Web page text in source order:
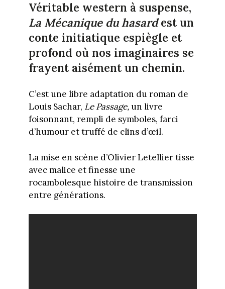
Véritable western à suspense,
La Mécanique du hasardest un
conte initiatique espiègle et
profond où nos imaginaires se
frayent aisément un chemin.
C’est une libre adaptation du roman de
Louis Sachar, Le Passage,un livre
foisonnant, rempli de symboles, farci
d’humour et truffé de clins d’œil.
La mise en scène d’Olivier Letellier tisse
avec malice et finesse une
rocambolesque histoire de transmission
entre générations.